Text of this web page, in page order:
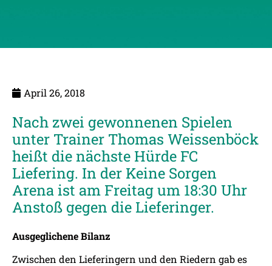
April 26, 2018
Nach zwei gewonnenen Spielen
unter Trainer Thomas Weissenböck
heißt die nächste Hürde FC
Liefering. In der Keine Sorgen
Arena ist am Freitag um 18:30 Uhr
Anstoß gegen die Lieferinger.
Ausgeglichene Bilanz
Zwischen den Lieferingern und den Riedern gab es